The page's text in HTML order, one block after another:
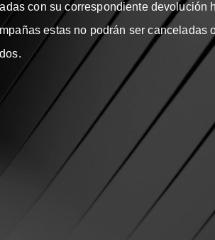
con su correspondiente devolución
estas no podrán ser canceladas